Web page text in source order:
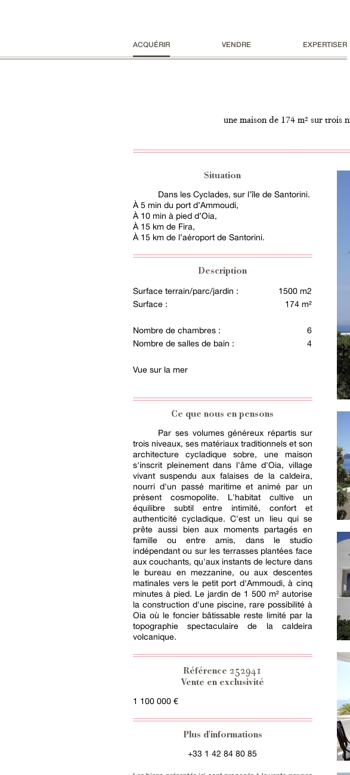
ACQUÉRIR VENDRE EXPERTISER
une maison de 174 m² sur trois
Situation
Dans les Cyclades, sur l’île de Santorini.
À 5 min du port d’Ammoudi,
À 10 min à pied d’Oia,
À 15 km de Fira,
À 15 km de l’aéroport de Santorini.
Description
Surface terrain/parc/jardin :
1500 m2
Surface :
174 m²
Nombre de chambres :
6
Nombre de salles de bain :
4
Vue sur la mer
Ce que nous en pensons
Par ses volumes généreux répartis sur
trois niveaux, ses matériaux traditionnels et son
architecture cycladique sobre, une maison
s'inscrit pleinement dans l'âme d'Oia, village
vivant suspendu aux falaises de la caldeira,
nourri d'un passé maritime et animé par un
présent cosmopolite. L'habitat cultive un
équilibre subtil entre intimité, confort et
authenticité cycladique. C'est un lieu qui se
prête aussi bien aux moments partagés en
famille ou entre amis, dans le studio
indépendant ou sur les terrasses plantées face
aux couchants, qu'aux instants de lecture dans
le bureau en mezzanine, ou aux descentes
matinales vers le petit port d'Ammoudi, à cinq
minutes à pied. Le jardin de 1 500 m² autorise
la construction d'une piscine, rare possibilité à
Oia où le foncier bâtissable reste limité par la
topographie spectaculaire de la caldeira
volcanique.
Référence 252941
Vente en exclusivité
1 100 000 €
Plus d'informations
+33 1 42 84 80 85